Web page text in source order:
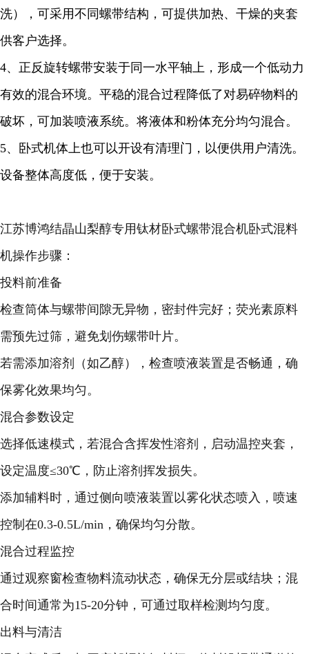
洗），可采用不同螺带结构，可提供加热、干燥的夹套
供客户选择。
4、正反旋转螺带安装于同一水平轴上，形成一个低动力
有效的混合环境。平稳的混合过程降低了对易碎物料的
破坏，可加装喷液系统。将液体和粉体充分均匀混合。
5、卧式机体上也可以开设有清理门，以便供用户清洗。
设备整体高度低，便于安装。
江苏博鸿结晶山梨醇专用钛材卧式螺带混合机卧式混料
机操作步骤：
投料前准备
检查筒体与螺带间隙无异物，密封件完好；荧光素原料
需预先过筛，避免划伤螺带叶片。
若需添加溶剂（如乙醇），检查喷液装置是否畅通，确
保雾化效果均匀。
混合参数设定
选择低速模式，若混合含挥发性溶剂，启动温控夹套，
设定温度≤30℃，防止溶剂挥发损失。
添加辅料时，通过侧向喷液装置以雾化状态喷入，喷速
控制在0.3-0.5L/min，确保均匀分散。
混合过程监控
通过观察窗检查物料流动状态，确保无分层或结块；混
合时间通常为15-20分钟，可通过取样检测均匀度。
出料与清洁